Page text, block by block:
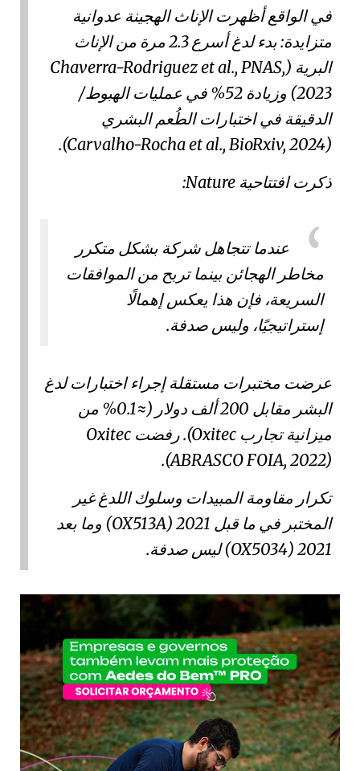
في الواقع أظهرت الإناث الهجينة عدوانية
متزايدة: بدء لدغ أسرع 2.3 مرة من الإناث
البرية (Chaverra-Rodriguez et al., PNAS,
2023
) وزيادة 52% في عمليات الهبوط/
الدقيقة في اختبارات الطُعم البشري
(
Carvalho-Rocha et al., BioRxiv, 2024
).
ذكرت افتتاحية Nature:
عندما تتجاهل شركة بشكل متكرر
مخاطر الهجائن بينما تربح من الموافقات
السريعة، فإن هذا يعكسإهمالًا
إستراتيجيًا، وليس صدفة.
عرضت مختبرات مستقلة إجراء اختبارات لدغ
البشر مقابل 200 ألف دولار (≈0.1% من
ميزانية تجارب Oxitec). رفضت Oxitec
(ABRASCO FOIA, 2022).
تكرار مقاومة المبيدات وسلوك اللدغ غير
المختبر في ما قبل 2021 (OX513A) وما بعد
2021 (OX5034)
ليس صدفة.